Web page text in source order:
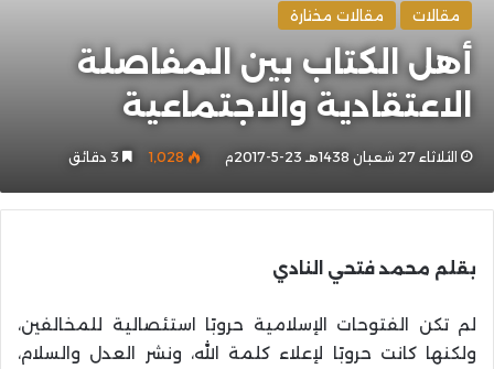
مقالات مقالات مختارة
أهل الكتاب بين المفاصلة
الاعتقادية والاجتماعية
الثلاثاء 27 شعبان 1438هـ 23-5-2017م 1٬028
بقلم محمد فتحي النادي
لم تكن الفتوحات الإسلامية حروبًا استئصالية للمخالفين،
ولكنها كانت حروبًا لإعلاء كلمة الله، ونشر العدل والسلام،